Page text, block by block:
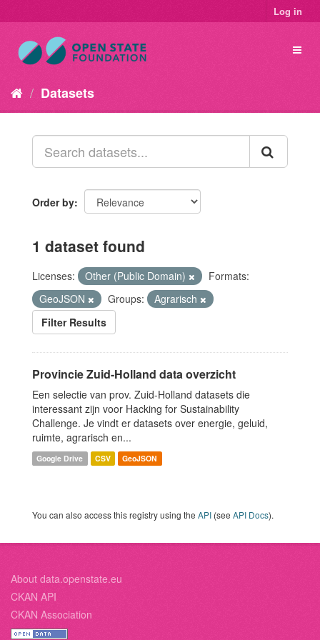
Log in
Datasets
Order by
1 dataset found
Licenses: Other (Public Domain)
Formats:
GeoJSON
Groups:
Agrarisch
Filter Results
Provincie Zuid-Holland data overzicht
Een selectie van prov. Zuid-Holland datasets die
interessant zijn voor Hacking for Sustainability
Challenge. Je vindt er datasets over energie, geluid,
ruimte, agrarisch en...
Google Drive CSV GeoJSON
You can also access this registry using the API (see API Docs).
About data.openstate.eu
CKAN API
CKAN Association